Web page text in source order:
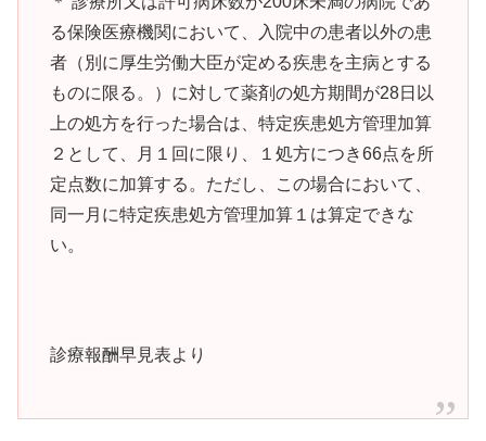
る保険医療機関において、入院中の患者以外の患
者（別に厚生労働大臣が定める疾患を主病とする
ものに限る。）に対して薬剤の処方期間が28日以
上の処方を行った場合は、特定疾患処方管理加算
２として、月１回に限り、１処方につき66点を所
定点数に加算する。ただし、この場合において、
同一月に特定疾患処方管理加算１は算定できな
い。
診療報酬早見表より